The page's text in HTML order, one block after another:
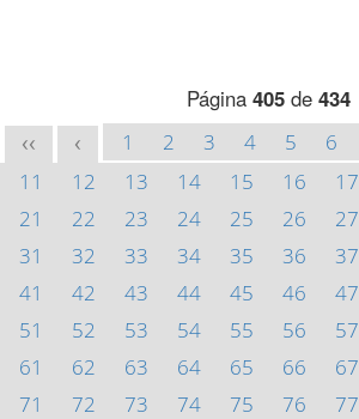
Página 405de 434
<< < 1 2 3 4 5 6
11
12 13 14 15 16 17
21
22 23 24 25 26 27
31
32 33 34 35 36 37
41
42 43 44 45 46 47
51
52 53 54 55 56 57
61
62 63 64 65 66 67
71
72 73 74 75 76 77